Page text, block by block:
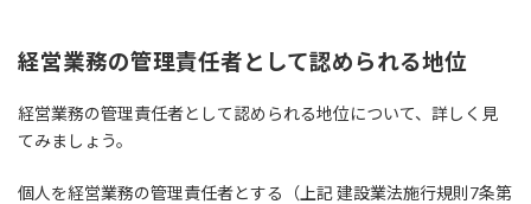
経営業務の管理責任者として認められる地位
経営業務の管理責任者として認められる地位について、詳しく見
てみましょう。
個人を経営業務の管理責任者とする（上記 建設業法施行規則7条第